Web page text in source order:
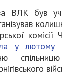
ВЛК був
у лютому